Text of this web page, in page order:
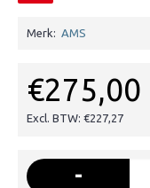
Merk: AMS
€275,00
Excl. BTW: €227,27
-